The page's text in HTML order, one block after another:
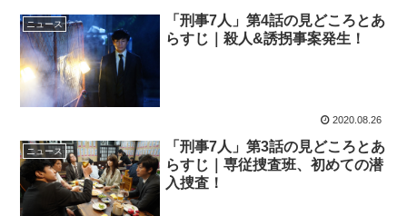
ニュース
「刑事7人」第4話の見どころとあ
らすじ｜殺人&誘拐事案発生！
2020.08.26
ニュース
「刑事7人」第3話の見どころとあ
らすじ｜専従捜査班、初めての潜
入捜査！